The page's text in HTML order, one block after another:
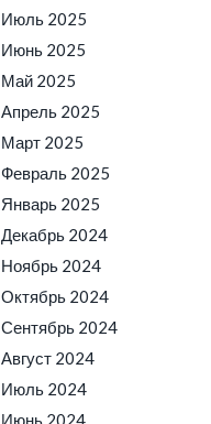
Июль 2025
Июнь 2025
Май 2025
Апрель 2025
Март 2025
Февраль 2025
Январь 2025
Декабрь 2024
Ноябрь 2024
Октябрь 2024
Сентябрь 2024
Август 2024
Июль 2024
Июнь 2024